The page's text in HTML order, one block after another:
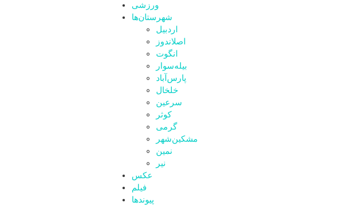
ورزشی
شهرستان‌ها
اردبیل
اصلاندوز
انگوت
بیله‌سوار
پارس‌آباد
خلخال
سرعین
کوثر
گرمی
مشکین‌شهر
نمین
نیر
عکس
فیلم
پیوندها